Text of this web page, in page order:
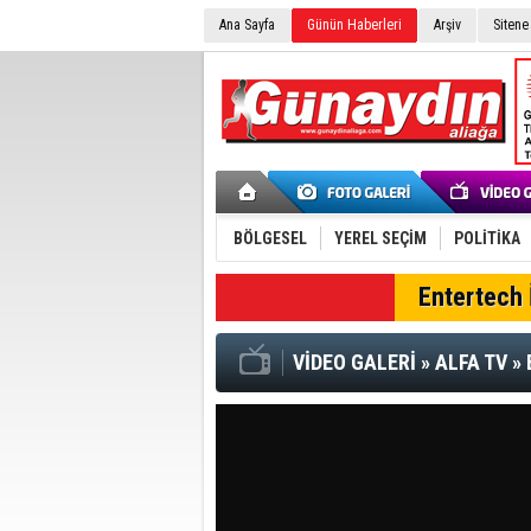
Ana Sayfa Günün Haberleri Arşiv
BÖLGESEL YEREL SEÇİM POLİTİKA
Entertech
VİDEO GALERİ »ALFA TV»